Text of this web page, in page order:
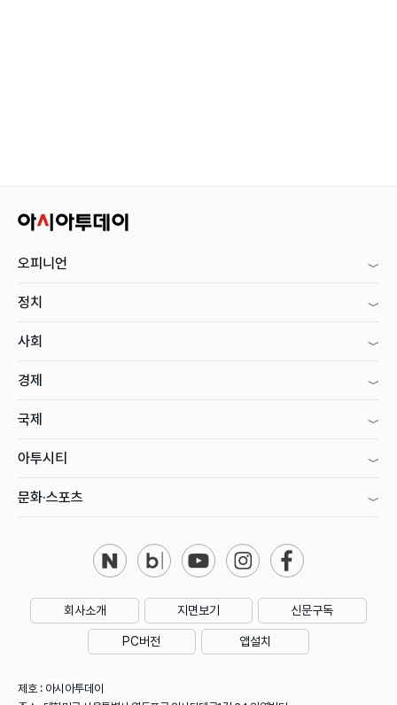
오피니언
정치
사회
경제
국제
아투시티
문화·스포츠
회사소개 지면보기 신문구독
PC버전 앱설치
제호 : 아시아투데이